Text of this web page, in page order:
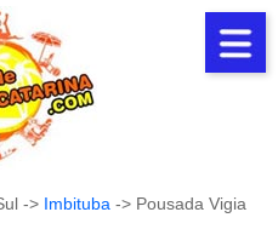
-> Imbituba -> Pousada Vigia